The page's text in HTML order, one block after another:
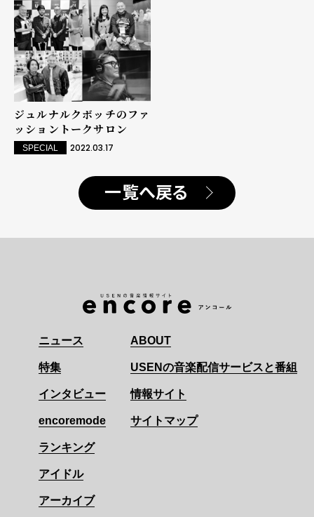
ジュルナルクボッチのファ
ッショントークサロン
SPECIAL 2022.03.17
一覧へ戻る
ニュース
特集
インタビュー
encoremode
ランキング
アイドル
アーカイブ
ABOUT
USENの音楽配信サービスと番組
情報サイト
サイトマップ